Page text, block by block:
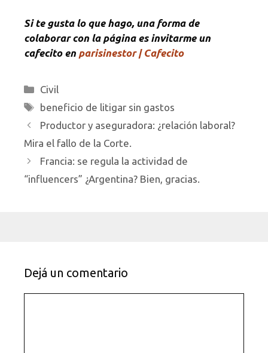
Si te gusta lo que hago, una forma de
colaborar con la página es invitarme un
cafecito en parisinestor | Cafecito
Categorías
Civil
Etiquetas
beneficio de litigar sin gastos
Productor y aseguradora: ¿relación laboral?
Mira el fallo de la Corte.
Francia: se regula la actividad de
“influencers” ¿Argentina? Bien, gracias.
Dejá un comentario